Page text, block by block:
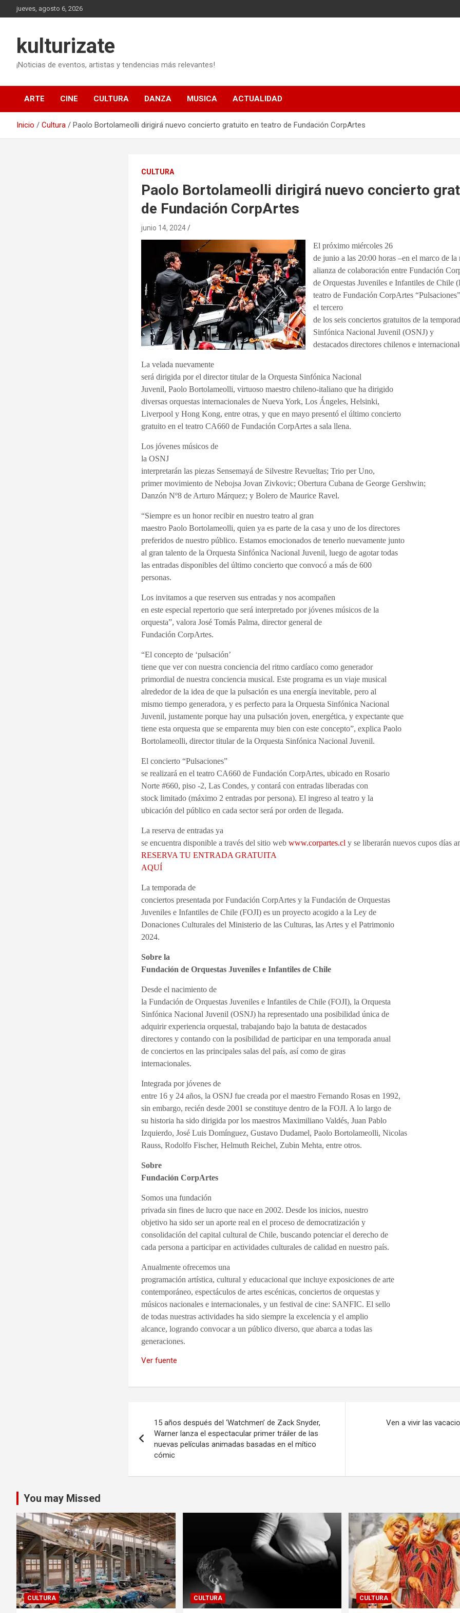
Saltar
al
jueves, agosto 6, 2026
kulturizate
¡Noticias de eventos, artistas y tendencias más relevantes!
ARTE CINE CULTURA DANZA MUSICA ACTUALIDAD
Inicio Cultura Paolo Bortolameolli dirigirá nuevo concierto gratuito en teatro de Fundación CorpArtes
CULTURA
Paolo Bortolameolli dirigirá nuevo concierto
de Fundación CorpArtes
junio 14, 2024
El próximo miércoles 26
de junio a las 20:00 horas –en el marco de la
alianza de colaboración entre Fundación
de Orquestas Juveniles e Infantiles de Chile
teatro de Fundación CorpArtes
el tercero
de los seis conciertos gratuitos de la
Sinfónica Nacional Juvenil (OSNJ) y
destacados directores chilenos e
La velada nuevamente
será dirigida por el director titular de la Orquesta Sinfónica Nacional
Juvenil, Paolo Bortolameolli, virtuoso maestro chileno-italiano que ha dirigido
diversas orquestas internacionales de Nueva York, Los Ángeles, Helsinki,
Liverpool y Hong Kong, entre otras, y que en mayo presentó el último concierto
gratuito en el teatro CA660 de Fundación CorpArtes a sala llena.
Los jóvenes músicos de
laOSNJ
interpretarán las piezas Sensemayá de Silvestre Revueltas; Trio per Uno,
primer movimiento de Nebojsa Jovan Zivkovic; Obertura Cubana de George Gershwin;
Danzón Nº8 de Arturo Márquez; y Bolero de Maurice Ravel.
“Siempre es un honor recibir en nuestro teatro al gran
maestro Paolo Bortolameolli, quien ya es parte de la casa y uno de los directores
preferidos de nuestro público. Estamos emocionados de tenerlo nuevamente junto
al gran talento de la Orquesta Sinfónica Nacional Juvenil, luego de agotar todas
las entradas disponibles del último concierto que convocó a más de 600
personas.
Los invitamos a que reserven sus entradas y nos acompañen
en este especial repertorio que será interpretado por jóvenes músicos de la
orquesta”, valora José Tomás Palma, director general de
Fundación CorpArtes.
“El concepto de ‘pulsación’
tiene que ver con nuestra conciencia del ritmo cardíaco como generador
primordial de nuestra conciencia musical. Este programa es un viaje musical
alrededor de la idea de que la pulsación es una energía inevitable, pero al
mismo tiempo generadora, y es perfecto para la Orquesta Sinfónica Nacional
Juvenil, justamente porque hay una pulsación joven, energética, y expectante que
tiene esta orquesta que se emparenta muy bien con este concepto”, explica Paolo
Bortolameolli, director titular de la Orquesta Sinfónica Nacional Juvenil.
El concierto “Pulsaciones”
se realizará en el teatro CA660 de Fundación CorpArtes, ubicado en Rosario
Norte #660, piso -2, Las Condes, y contará con entradas liberadas con
stock limitado (máximo 2 entradas por persona). El ingreso al teatro y la
ubicación del público en cada sector será por orden de llegada.
La reserva de entradas ya
se encuentra disponible a través del sitio webwww.corpartes.cl y se liberarán nuevos cupos días
RESERVA TU ENTRADA GRATUITA
AQUÍ
La temporada de
conciertos presentada por Fundación CorpArtes y la Fundación de Orquestas
Juveniles e Infantiles de Chile (FOJI) es un proyecto acogido a la Ley de
Donaciones Culturales del Ministerio de las Culturas, las Artes y el Patrimonio
2024.
Sobre la
Fundación de Orquestas Juveniles e Infantiles de Chile
Desde el nacimiento de
la Fundación de Orquestas Juveniles e Infantiles de Chile (FOJI), la Orquesta
Sinfónica Nacional Juvenil (OSNJ) ha representado una posibilidad única de
adquirir experiencia orquestal, trabajando bajo la batuta de destacados
directores y contando con la posibilidad de participar en una temporada anual
de conciertos en las principales salas del país, así como de giras
internacionales.
Integrada por jóvenes de
entre 16 y 24 años, la OSNJ fue creada por el maestro Fernando Rosas en 1992,
sin embargo, recién desde 2001 se constituye dentro de la FOJI. A lo largo de
su historia ha sido dirigida por los maestros Maximiliano Valdés, Juan Pablo
Izquierdo, José Luis Domínguez, Gustavo Dudamel, Paolo Bortolameolli, Nicolas
Rauss, Rodolfo Fischer, Helmuth Reichel, Zubin Mehta, entre otros.
Sobre
Fundación CorpArtes
Somos una fundación
privada sin fines de lucro que nace en 2002. Desde los inicios, nuestro
objetivo ha sido ser un aporte real en el proceso de democratización y
consolidación del capital cultural de Chile, buscando potenciar el derecho de
cada persona a participar en actividades culturales de calidad en nuestro país.
Anualmente ofrecemos una
programación artística, cultural y educacional que incluye exposiciones de arte
contemporáneo, espectáculos de artes escénicas, conciertos de orquestas y
músicos nacionales e internacionales, y un festival de cine: SANFIC. El sello
de todas nuestras actividades ha sido siempre la excelencia y el amplio
alcance, logrando convocar a un público diverso, que abarca a todas las
generaciones.
Ver fuente
de
entradas
15 años después del ‘Watchmen’ de Zack Snyder,
Warner lanza el espectacular primer tráiler de las
nuevas películas animadas basadas en el mítico
cómic
Ven a vivir las
You may Missed
CULTURA CULTURA CULTURA